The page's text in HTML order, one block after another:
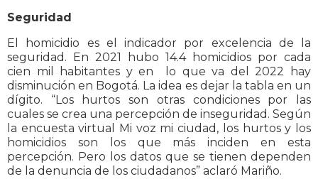
Seguridad
El homicidio es el indicador por excelencia de la
seguridad. En 2021 hubo 14.4 homicidios por cada
cien mil habitantes y en lo que va del 2022 hay
disminución en Bogotá. La idea es dejar la tabla en un
dígito. “Los hurtos son otras condiciones por las
cuales se crea una percepción de inseguridad. Según
la encuesta virtual Mi voz mi ciudad, los hurtos y los
homicidios son los que más inciden en esta
percepción. Pero los datos que se tienen dependen
de la denuncia de los ciudadanos” aclaró Mariño.